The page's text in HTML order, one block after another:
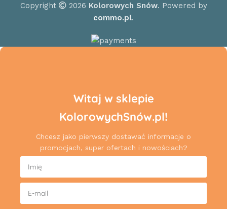
Copyright 2026 Kolorowych Snów. Powered by
commo.pl.
Witaj w sklepie
KolorowychSnów.pl!
Chcesz jako pierwszy dostawać informacje o
promocjach, super ofertach i nowościach?